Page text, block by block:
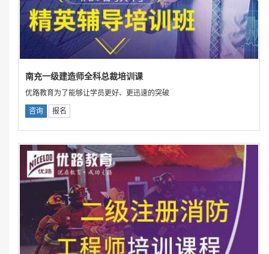
南充一级建造师全科总裁培训课
优路教育为了能够让学员更好、更迅速的突破
咨询 报名